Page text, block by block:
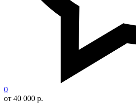
0
от 40 000 р.